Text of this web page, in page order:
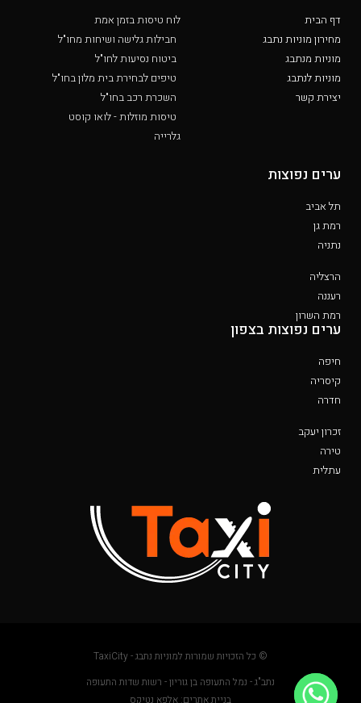
דף הבית
מחירון מוניות נתבג
מוניות מנתבג
מוניות לנתבג
יצירת קשר
לוח טיסות בזמן אמת
חבילות גלישה ושיחות מחו"ל
ביטוח נסיעות לחו"ל
טיפים לבחירת בית מלון בחו"ל
השכרת רכב בחו"ל
טיסות מוזלות - לואו קוסט
גלרייה
ערים נפוצות
תל אביב
רמת גן
נתניה
הרצליה
רעננה
רמת השרון
ערים נפוצות בצפון
חיפה
קיסריה
חדרה
זכרון יעקב
טירה
עתלית
© כל הזכויות שמורות למוניות נתבג - TaxiCity
נתב"ג - נמל התעופה בן גוריון - רשות שדות התעופה
בניית אתרים: אלפא נטיקס